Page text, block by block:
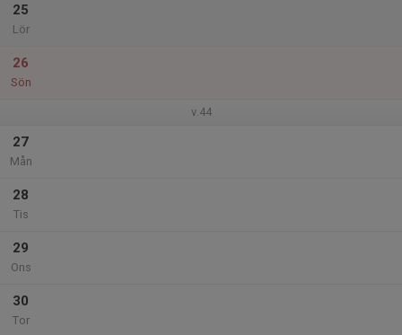
25
Lör
26
Sön
v.44
27
Mån
28
Tis
29
Ons
30
Tor